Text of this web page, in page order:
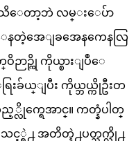
မသိေတာ့ဘဲ လမ္းေပ်ာ
နတဲ့အေျခအေနကေနလြ
ာဉ္ကို ကိုယ္စားျပဳေ
ခ်ယ္ျပီး ကိုယ္ဘယ္ကိုဦးတ
လိုက္ရေအာင္။ ကတ္နံပါတ္
သင့္ရဲ႕ အတိတ္နဲ႕ပတ္သက္လို႕